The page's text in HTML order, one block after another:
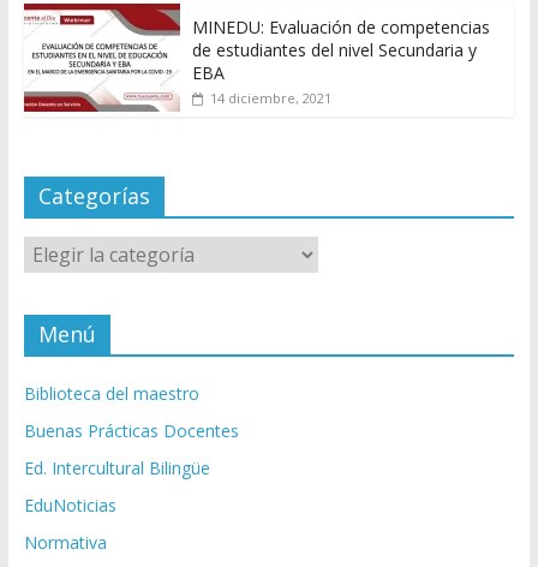
MINEDU: Evaluación de competencias
de estudiantes del nivel Secundaria y
EBA
14 diciembre, 2021
Categorías
Categorías
Menú
Biblioteca del maestro
Buenas Prácticas Docentes
Ed. Intercultural Bilingüe
EduNoticias
Normativa